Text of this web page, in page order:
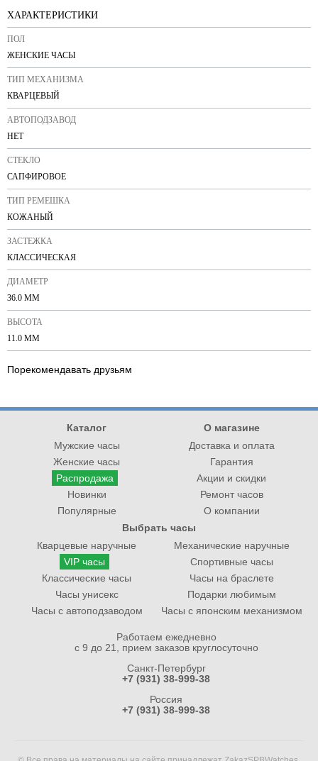
ХАРАКТЕРИСТИКИ
ПОЛ
ЖЕНСКИЕ ЧАСЫ
ТИП МЕХАНИЗМА
КВАРЦЕВЫЙ
АВТОПОДЗАВОД
НЕТ
СТЕКЛО
САПФИРОВОЕ
ТИП РЕМЕШКА
КОЖАНЫЙ
ЗАСТЕЖКА
КЛАССИЧЕСКАЯ
ДИАМЕТР
36.0 ММ
ВЫСОТА
11.0 ММ
Порекомендавать друзьям
Выбрать часы
Работаем ежедневно
с 9 до 21, прием заказов круглосуточно
Санкт-Петербург
+7 (931) 38-999-38
Россия
+7 (931) 38-999-38
Каталог О магазине
Кварцевые наручные
VIP часы
Классические часы
Часы унисекс
Часы с автоподзаводом
Доставка и оплата
Гарантия
Акции и скидки
Ремонт часов
О компании
Мужские часы
Женские часы
Распродажа
Новинки
Популярные
Механические наручные
Спортивные часы
Часы на браслете
Подарки любимым
Часы с японским механизмом